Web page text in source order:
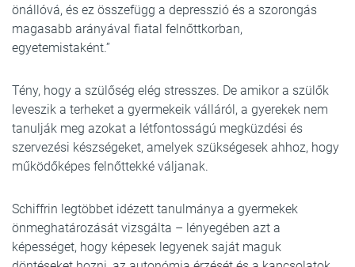
önállóvá, és ez összefügg a depresszió és a szorongás
magasabb arányával fiatal felnőttkorban,
egyetemistaként.”
Tény, hogy a szülőség elég stresszes. De amikor a szülők
leveszik a terheket a gyermekeik válláról, a gyerekek nem
tanulják meg azokat a létfontosságú megküzdési és
szervezési készségeket, amelyek szükségesek ahhoz, hogy
működőképes felnőttekké váljanak.
Schiffrin legtöbbet idézett tanulmánya a gyermekek
önmeghatározását vizsgálta – lényegében azt a
képességet, hogy képesek legyenek saját maguk